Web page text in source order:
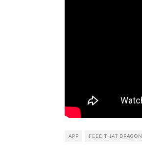
APP FEED THAT DRAGON